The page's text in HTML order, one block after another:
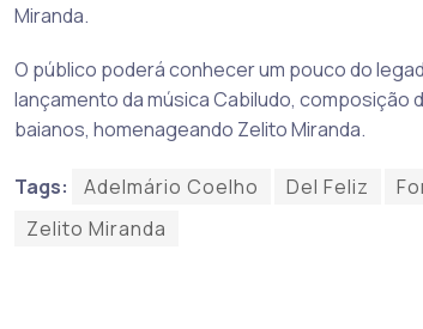
Miranda.
O público poderá conhecer um pouco do
lançamento da música Cabiludo, composição
baianos, homenageando Zelito Miranda.
Tags: Adelmário Coelho Del Feliz
Zelito Miranda